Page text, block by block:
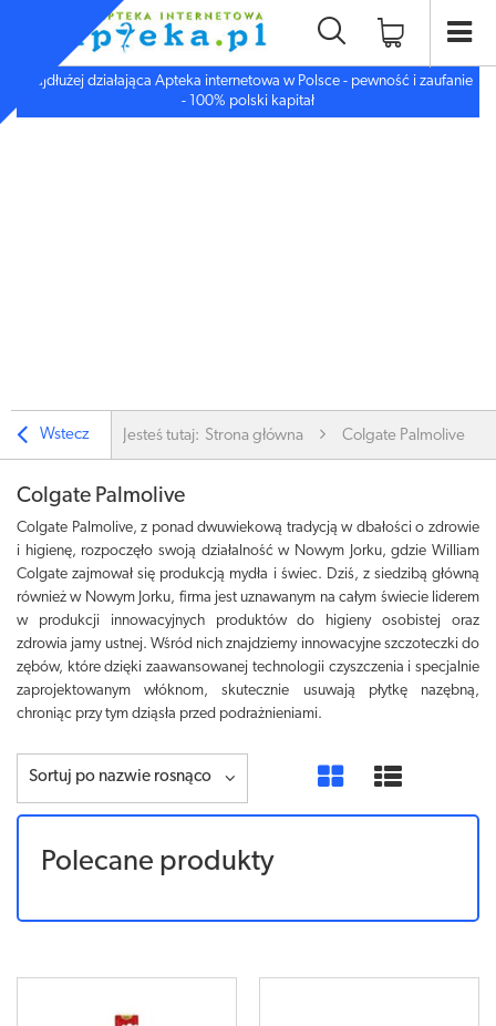
Najdłużej działająca Apteka internetowa w Polsce - pewność i zaufanie
- 100% polski kapitał
Wstecz Jesteś tutaj: Strona główna Colgate Palmolive
Colgate Palmolive
Colgate Palmolive, z ponad dwuwiekową tradycją w dbałości o zdrowie
i higienę, rozpoczęło swoją działalność w Nowym Jorku, gdzie William
Colgate zajmował się produkcją mydła i świec. Dziś, z siedzibą główną
również w Nowym Jorku, firma jest uznawanym na całym świecie liderem
w produkcji innowacyjnych produktów do higieny osobistej oraz
zdrowia jamy ustnej. Wśród nich znajdziemy innowacyjne szczoteczki do
zębów, które dzięki zaawansowanej technologii czyszczenia i specjalnie
zaprojektowanym włóknom, skutecznie usuwają płytkę nazębną,
chroniąc przy tym dziąsła przed podrażnieniami.
Sortuj po nazwie rosnąco
Polecane produkty